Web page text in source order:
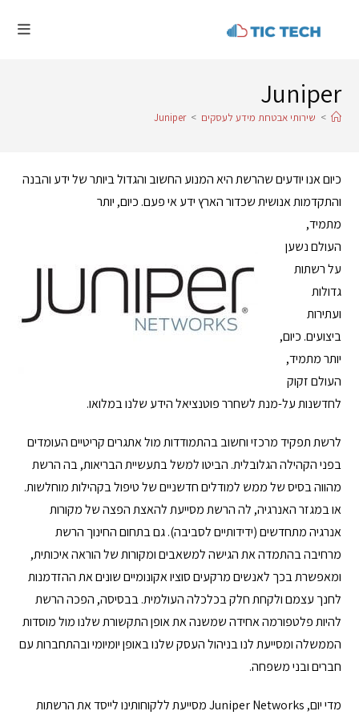
Juniper
> שירותי אבטחת מידע לעסקים >
Juniper
כיום אנו יודעים שהרשת היא המנוע החשוב והגדול ביותר של ידע והבנה
והתקדמות אנושית שכדור הארץ ידע אי פעם. כיום, יותר
מתמיד,
העולם נשען
על רשתות
גדולות
ועתירות
ביצועים. כיום,
יותר מתמיד,
העולם זקוק
לחדשנות על-מנת לשחרר פוטנציאל הידע שלנו במלואו.
לרשת תפקיד מרכזי וחשוב בהתמודדות מול אתגרים קריטיים העומדים
בפני הקהילה הגלובלית. הביטו למשל בתעשיית הבריאות, בה הרשת
מהווה בסיס של ממש למודלים חדשניים של טיפול בקהילות מוחלשות.
או במגזר האנרגיה, לה הרשת מסייעת להאצת הפצה של מקורות
אנרגיה מתחדשים (ידידותיים לסביבה). גם בתחום החינוך הרשת
מרחיבה בהתמדה את הגישה למשאבים ומקורות של הוראה איכותית,
ומאפשרת בכך לאנשים מרקעים סוציו אקונומיים שונים את ההזדמנות
לחנך עצמם ולקחת חלק בכלכלה העולמית. בבסיסה, הפכה הרשת
להיות פלטפורמה אחידה שמשנה את אופן התקשורת שלנו מול מוסדות
הממשלה ומסייעת לנו בניהול העסק שלנו באופן יומיומי ובהתחברות עם
חברים ובני משפחה.
מדי יום, Juniper Networks מסייעת ללקוחותינו לייסד את הרשתות